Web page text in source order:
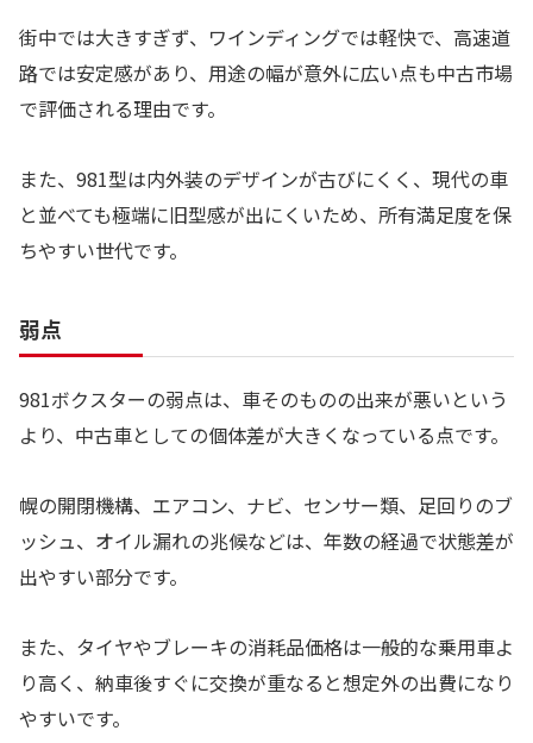
街中では大きすぎず、ワインディングでは軽快で、高速道
路では安定感があり、用途の幅が意外に広い点も中古市場
で評価される理由です。
また、981型は内外装のデザインが古びにくく、現代の車
と並べても極端に旧型感が出にくいため、所有満足度を保
ちやすい世代です。
弱点
981ボクスターの弱点は、車そのものの出来が悪いという
より、中古車としての個体差が大きくなっている点です。
幌の開閉機構、エアコン、ナビ、センサー類、足回りのブ
ッシュ、オイル漏れの兆候などは、年数の経過で状態差が
出やすい部分です。
また、タイヤやブレーキの消耗品価格は一般的な乗用車よ
り高く、納車後すぐに交換が重なると想定外の出費になり
やすいです。